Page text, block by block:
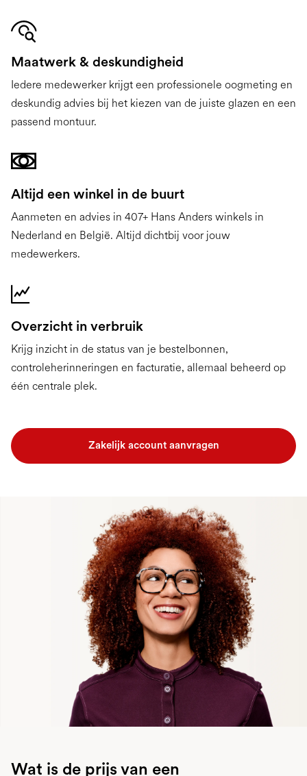
Maatwerk & deskundigheid
Iedere medewerker krijgt een professionele oogmeting en
deskundig advies bij het kiezen van de juiste glazen en een
passend montuur.
Altijd een winkel in de buurt
Aanmeten en advies in 407+ Hans Anders winkels in
Nederland en België. Altijd dichtbij voor jouw
medewerkers.
Overzicht in verbruik
Krijg inzicht in de status van je bestelbonnen,
controleherinneringen en facturatie, allemaal beheerd op
één centrale plek.
Zakelijk account aanvragen
Wat is de prijs van een